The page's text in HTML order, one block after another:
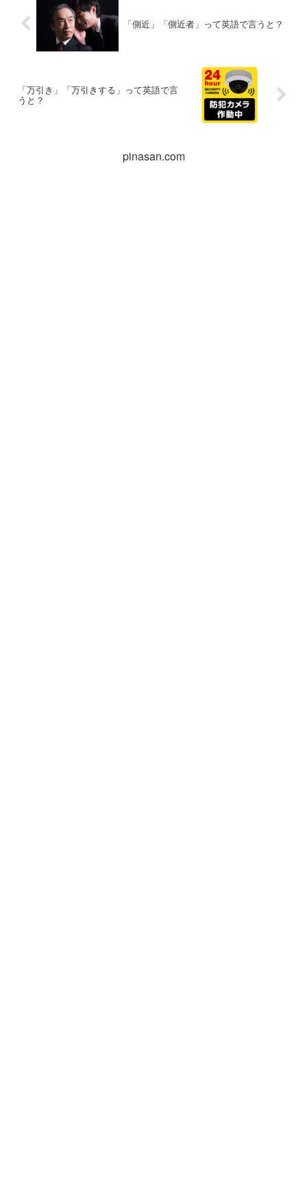
「側近」「側近者」って英語で言うと？
「万引き」「万引きする」って英語で言
うと？
pinasan.com